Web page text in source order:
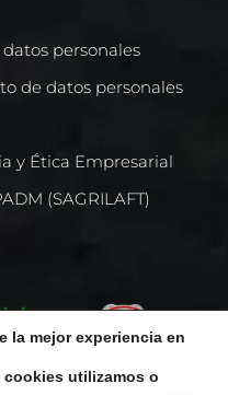
personales
de datos personales
y Ética Empresarial
(SAGRILAFT)
la mejor experiencia en
cookies utilizamos o